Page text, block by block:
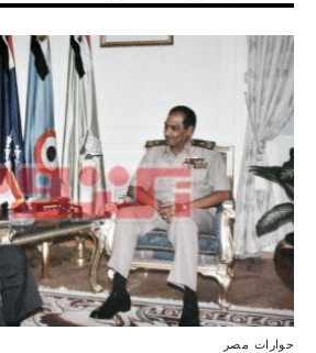
حوارات مصر